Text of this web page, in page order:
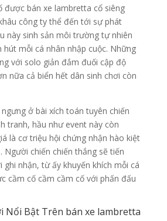
được bán xe lambretta cổ siêng
công ty thể đến tới sự phát
này sinh sản môi trường tự nhiên
hút mỗi cá nhân nhập cuộc. Những
với solo giản đắm đuối cập độ
nữa cả biển hết dân sinh chơi còn
ở bài xích toán tuyên chiến
tranh, hầu như event này còn
là cơ triệu hội chứng nhận hào kiệt
Người chiến chiến thắng sẽ tiến
ghi nhận, từ ấy khuyến khích mỗi cá
cầm cố cầm cầm cố với phấn đấu
Nổi Bật Trên bán xe lambretta